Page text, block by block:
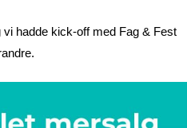
hadde kick-off med Fag & Fest